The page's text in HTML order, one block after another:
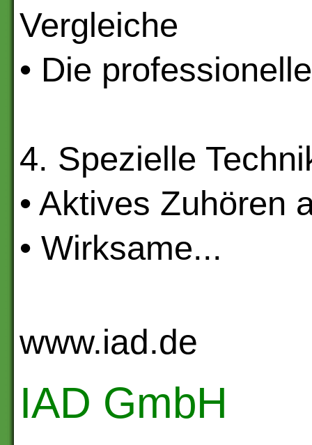
Vergleiche
• Die
4. Spezielle
• Aktives Zuhören
• Wirksame...
www.iad.de
IAD GmbH